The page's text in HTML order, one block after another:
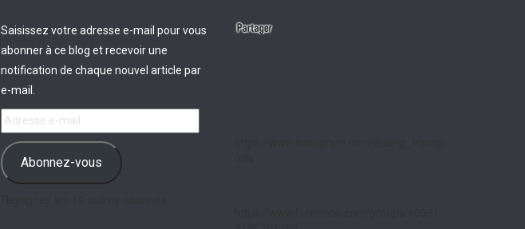
Saisissez votre adresse e-mail pour vous
abonner à ce blog et recevoir une
notification de chaque nouvel article par
e-mail.
Adresse
e-
mail Abonnez-vous